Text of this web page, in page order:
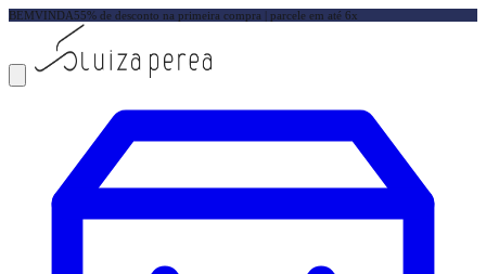
BEMVINDA55% de desconto na primeira compra | parcele em até 6x